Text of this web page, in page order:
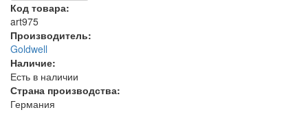
Код товара:
art975
Производитель:
Goldwell
Наличие:
Есть в наличии
Страна производства:
Германия